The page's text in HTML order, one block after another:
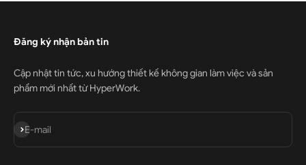
Đăng ký nhận bản tin
Cập nhật tin tức, xu hướng thiết kế không gian làm việc và sản
phẩm mới nhất từ HyperWork.
E-mail
Đăng ký